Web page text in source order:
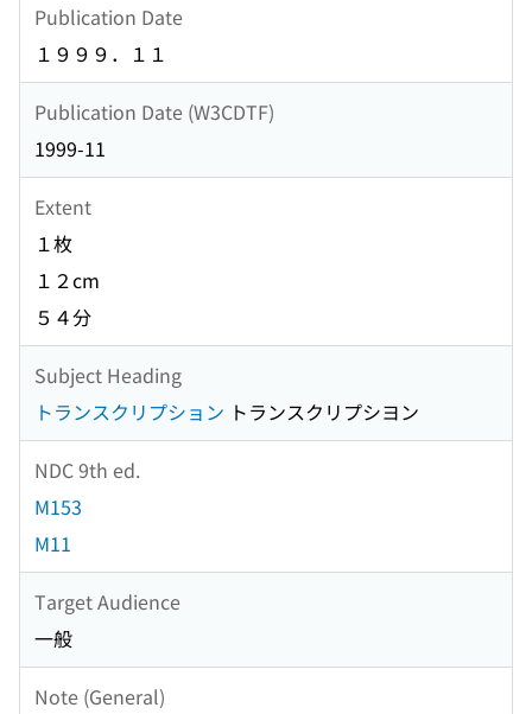
Publication Date
１９９９．１１
Publication Date (W3CDTF)
1999-11
Extent
１枚
１２cm
５４分
Subject Heading
トランスクリプション トランスクリプシヨン
NDC 9th ed.
M153
M11
Target Audience
一般
Note (General)